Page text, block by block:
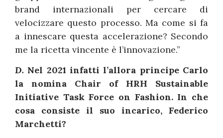
brand internazionali per cercare di
velocizzare questo processo. Ma come si fa
a innescare questa accelerazione? Secondo
me la ricetta vincente è l’innovazione.”
D. Nel 2021 infatti l’allora principe Carlo
la nomina Chair of HRH Sustainable
Initiative Task Force on Fashion. In che
cosa consiste il suo incarico, Federico
Marchetti?